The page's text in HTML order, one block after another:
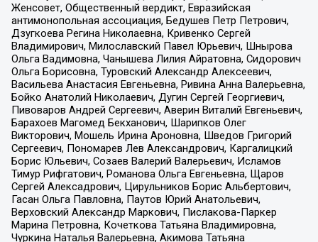
Женсовет, Общественный вердикт, Евразийская
антимонопольная ассоциация, Бедушев Петр Петрович,
Дзугкоева Регина Николаевна, Кривенко Сергей
Владимирович, Милославский Павел Юрьевич, Шнырова
Ольга Вадимовна, Чанышева Лилия Айратовна, Сидорович
Ольга Борисовна, Туровский Александр Алексеевич,
Васильева Анастасия Евгеньевна, Ривина Анна Валерьевна,
Бойко Анатолий Николаевич, Дугин Сергей Георгиевич,
Пивоваров Андрей Сергеевич, Аверин Виталий Евгеньевич,
Барахоев Магомед Бекханович, Шарипков Олег
Викторович, Мошель Ирина Ароновна, Шведов Григорий
Сергеевич, Пономарев Лев Александрович, Каргалицкий
Борис Юльевич, Созаев Валерий Валерьевич, Исламов
Тимур Рифгатович, Романова Ольга Евгеньевна, Щаров
Сергей Алексадрович, Цирульников Борис Альбертович,
Гасан Ольга Павловна, Паутов Юрий Анатольевич,
Верховский Александр Маркович, Пислакова-Паркер
Марина Петровна, Кочеткова Татьяна Владимировна,
Чуркина Наталья Валерьевна, Акимова Татьяна